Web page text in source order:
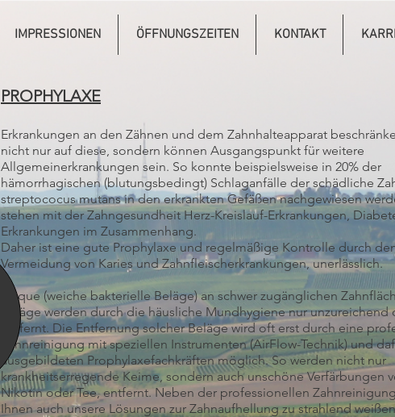
IMPRESSIONEN ÖFFNUNGSZEITEN KONTAKT
PROPHYLAXE
Erkrankungen an den Zähnen und dem Zahnhalteapparat
nicht nur auf diese, sondern können Ausgangspunkt für weitere
Allgemeinerkrankungen sein. So konnte beispielsweise in 20% der
hämorrhagischen (blutungsbedingt) Schlaganfälle der schädliche
streptococus mutans in den erkrankten Gefäßen nachgewiesen
stehen mit der Zahngesundheit Herz-Kreislauf-Erkrankungen,
Erkrankungen im Zusammenhang.
Daher ist eine gute Prophylaxe und regelmäßige Kontrolle durch
Vermeidung von Karies und Zahnfleischerkrankungen, unerlässlich.
Plaque (weiche bakterielle Beläge) an schwer zugänglichen
Beläge werden durch die häusliche Mundhygiene nur unzureichend
entfernt. Die Entfernung solcher Beläge wird oft erst durch eine
Zahnreinigung mit speziellen Instrumenten (AirFlow-Technik) und
ausgebildeten Prophylaxefachkräften möglich. So werden nicht nur
krankheitserregende Keime, sondern auch unschöne Verfärbungen
Nikotin oder Tee, entfernt. Neben der professionellen
Ihnen auch unsere Lösungen zur Zahnaufhellung zu strahlend